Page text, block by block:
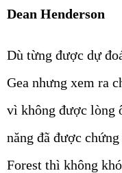
Dean Henderson
Dù từng được dự
Gea nhưng xem ra
vì không được lòng
năng đã được
Forest thì không